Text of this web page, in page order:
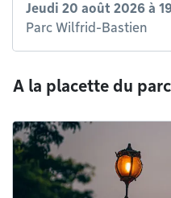
Jeudi 20 août 2026 à
Parc Wilfrid-Bastien
A la placette du